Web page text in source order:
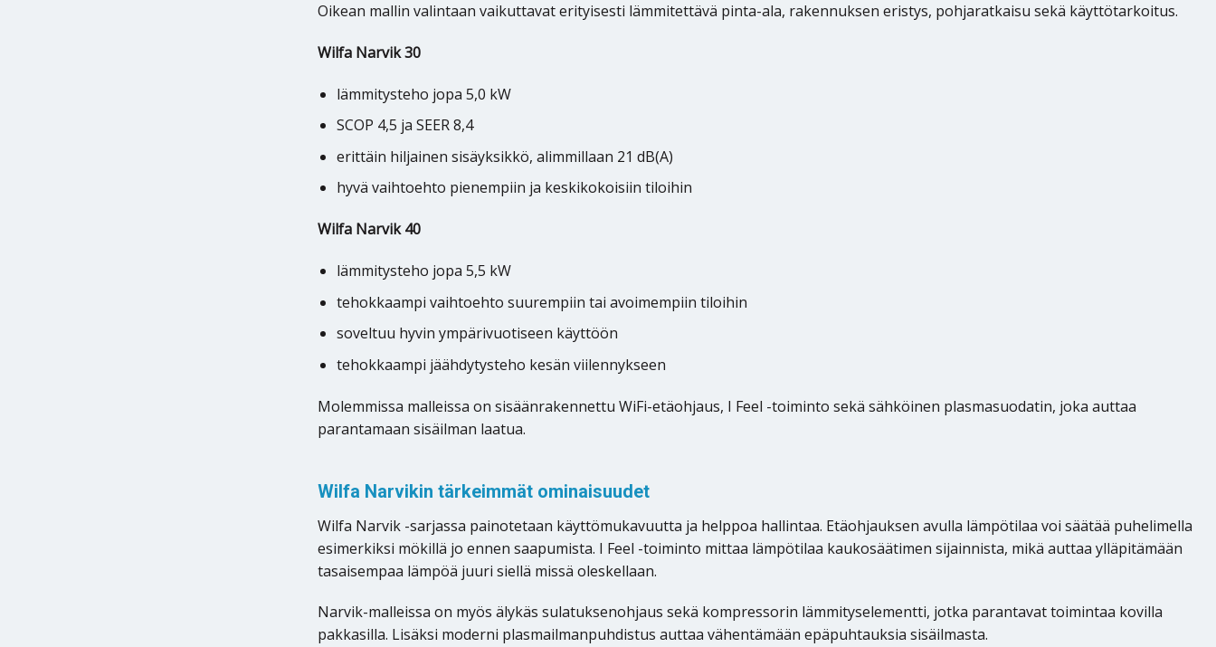
Oikean mallin valintaan vaikuttavat erityisesti lämmitettävä pinta-ala, rakennuksen eristys, pohjaratkaisu sekä käyttötarkoitus.
Wilfa Narvik 30
lämmitysteho jopa 5,0 kW
SCOP 4,5 ja SEER 8,4
erittäin hiljainen sisäyksikkö, alimmillaan 21 dB(A)
hyvä vaihtoehto pienempiin ja keskikokoisiin tiloihin
Wilfa Narvik 40
lämmitysteho jopa 5,5 kW
tehokkaampi vaihtoehto suurempiin tai avoimempiin tiloihin
soveltuu hyvin ympärivuotiseen käyttöön
tehokkaampi jäähdytysteho kesän viilennykseen
Molemmissa malleissa on sisäänrakennettu WiFi-etäohjaus, I Feel -toiminto sekä sähköinen plasmasuodatin, joka auttaa
parantamaan sisäilman laatua.
Wilfa Narvikin tärkeimmät ominaisuudet
Wilfa Narvik -sarjassa painotetaan käyttömukavuutta ja helppoa hallintaa. Etäohjauksen avulla lämpötilaa voi säätää puhelimella
esimerkiksi mökillä jo ennen saapumista. I Feel -toiminto mittaa lämpötilaa kaukosäätimen sijainnista, mikä auttaa ylläpitämään
tasaisempaa lämpöä juuri siellä missä oleskellaan.
Narvik-malleissa on myös älykäs sulatuksenohjaus sekä kompressorin lämmityselementti, jotka parantavat toimintaa kovilla
pakkasilla. Lisäksi moderni plasmailmanpuhdistus auttaa vähentämään epäpuhtauksia sisäilmasta.